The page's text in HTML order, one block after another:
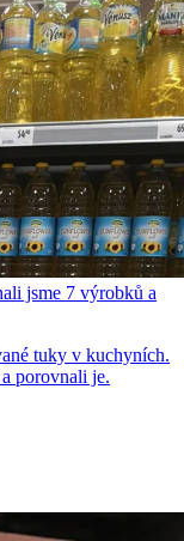
jsme 7 výrobků a
tuky v kuchyních.
porovnali je.